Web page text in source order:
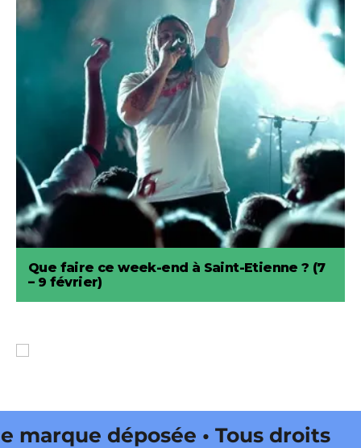
Que faire ce week-end à Saint-Etienne ? (7
– 9 février)
déposée • Tous droits